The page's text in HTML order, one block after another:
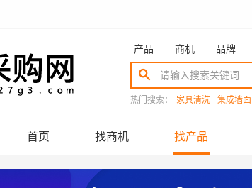
产品 商机 品牌
热门搜索： 家具清洗 集成墙面
首页 找商机 找产品